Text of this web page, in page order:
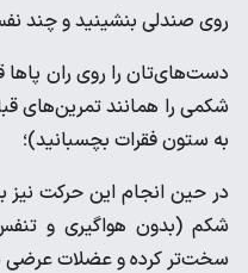
روی صندلی بنشینید و چند
دست‌های‌تان را روی ران
شکمی را همانند تمرین‌های
به ستون فقرات بچسبانید)؛
در حین انجام این حرکت
شکم (بدون هواگیری و
سخت‌تر کرده و عضلات عرضی